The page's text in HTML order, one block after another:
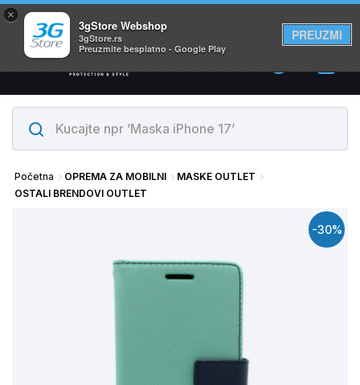
×
3gStore Webshop
3gStore.rs
Preuzmite besplatno - Google Play
PREUZMI
Svi proizvodi su na lageru. Slanje istog dana!
0
Početna OPREMA ZA MOBILNI
MASKE OUTLET
OSTALI BRENDOVI OUTLET
-30%